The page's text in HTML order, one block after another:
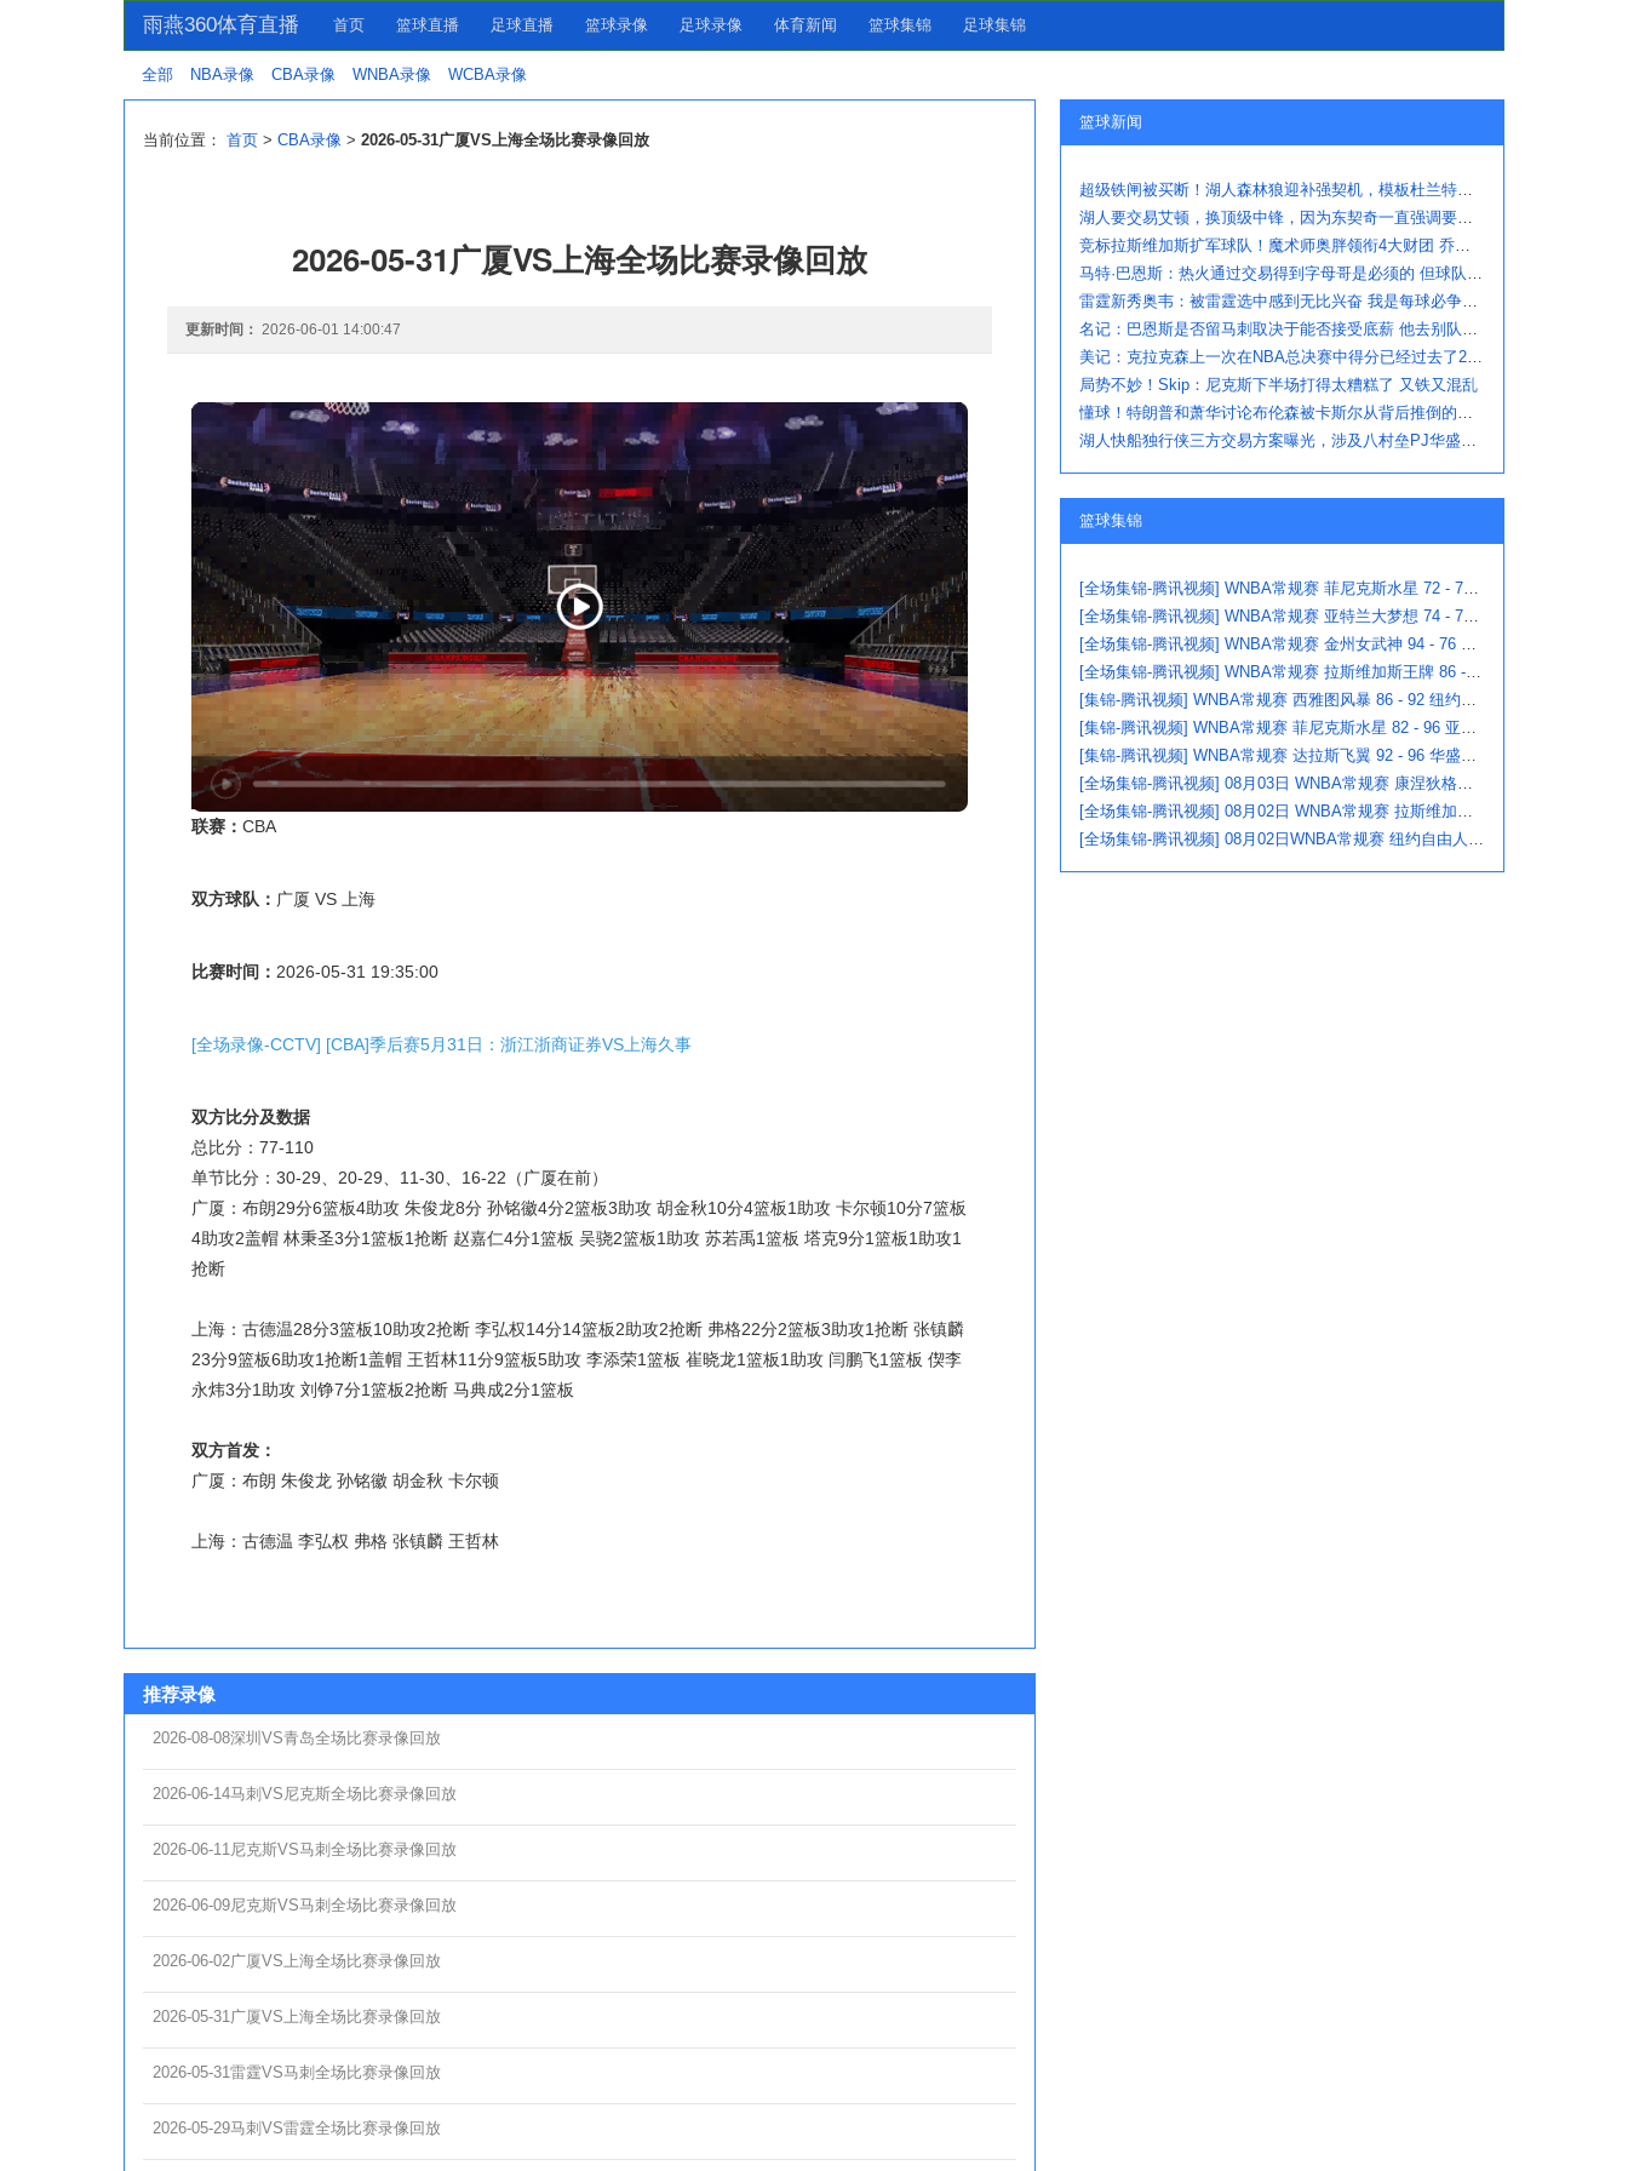
雨燕360体育直播 首页 篮球直播 足球直播 篮球录像 足球录像 体育新闻 篮球集锦 足球集锦
全部 NBA录像 CBA录像 WNBA录像 WCBA录像
当前位置： 首页 > CBA录像 > 2026-05-31广厦VS上海全场比赛录像回放
2026-05-31广厦VS上海全场比赛录像回放
更新时间： 2026-06-01 14:00:47
联赛： CBA
双方球队： 广厦 VS 上海
比赛时间： 2026-05-31 19:35:00
[全场录像-CCTV] [CBA]季后赛5月31日：浙江浙商证券VS上海久事
双方比分及数据
总比分：77-110
单节比分：30-29、20-29、11-30、16-22（广厦在前）
广厦：布朗29分6篮板4助攻 朱俊龙8分 孙铭徽4分2篮板3助攻 胡金秋10分4篮板1助攻 卡尔顿10分7篮板
4助攻2盖帽 林秉圣3分1篮板1抢断 赵嘉仁4分1篮板 吴骁2篮板1助攻 苏若禹1篮板 塔克9分1篮板1助攻1
抢断
上海：古德温28分3篮板10助攻2抢断 李弘权14分14篮板2助攻2抢断 弗格22分2篮板3助攻1抢断 张镇麟
23分9篮板6助攻1抢断1盖帽 王哲林11分9篮板5助攻 李添荣1篮板 崔晓龙1篮板1助攻 闫鹏飞1篮板 偰李
永炜3分1助攻 刘铮7分1篮板2抢断 马典成2分1篮板
双方首发：
广厦：布朗 朱俊龙 孙铭徽 胡金秋 卡尔顿
上海：古德温 李弘权 弗格 张镇麟 王哲林
推荐录像
2026-08-08深圳VS青岛全场比赛录像回放
2026-06-14马刺VS尼克斯全场比赛录像回放
2026-06-11尼克斯VS马刺全场比赛录像回放
2026-06-09尼克斯VS马刺全场比赛录像回放
2026-06-02广厦VS上海全场比赛录像回放
2026-05-31广厦VS上海全场比赛录像回放
2026-05-31雷霆VS马刺全场比赛录像回放
2026-05-29马刺VS雷霆全场比赛录像回放
篮球新闻
超级铁闸被买断！湖人森林狼迎补强契机，模板杜兰特，因膝伤转型
湖人要交易艾顿，换顶级中锋，因为东契奇一直强调要强力内线
竞标拉斯维加斯扩军球队！魔术师奥胖领衔4大财团 乔丹也可能入股
马特·巴恩斯：热火通过交易得到字母哥是必须的 但球队急需射手
雷霆新秀奥韦：被雷霆选中感到无比兴奋 我是每球必争的拼命三郎
名记：巴恩斯是否留马刺取决于能否接受底薪 他去别队最多值600万
美记：克拉克森上一次在NBA总决赛中得分已经过去了2927天
局势不妙！Skip：尼克斯下半场打得太糟糕了 又铁又混乱
懂球！特朗普和萧华讨论布伦森被卡斯尔从背后推倒的判罚
湖人快船独行侠三方交易方案曝光，涉及八村垒PJ华盛顿等球员
篮球集锦
[全场集锦-腾讯视频] WNBA常规赛 菲尼克斯水星 72 - 75 康涅狄格太阳
[全场集锦-腾讯视频] WNBA常规赛 亚特兰大梦想 74 - 79 华盛顿神秘人
[全场集锦-腾讯视频] WNBA常规赛 金州女武神 94 - 76 达拉斯飞翼
[全场集锦-腾讯视频] WNBA常规赛 拉斯维加斯王牌 86 - 84 印第安纳狂热
[集锦-腾讯视频] WNBA常规赛 西雅图风暴 86 - 92 纽约自由人
[集锦-腾讯视频] WNBA常规赛 菲尼克斯水星 82 - 96 亚特兰大梦想
[集锦-腾讯视频] WNBA常规赛 达拉斯飞翼 92 - 96 华盛顿神秘人
[全场集锦-腾讯视频] 08月03日 WNBA常规赛 康涅狄格太阳63-83达拉斯飞翼
[全场集锦-腾讯视频] 08月02日 WNBA常规赛 拉斯维加斯王牌83-84芝加哥天空
[全场集锦-腾讯视频] 08月02日WNBA常规赛 纽约自由人94-92菲尼克斯水星